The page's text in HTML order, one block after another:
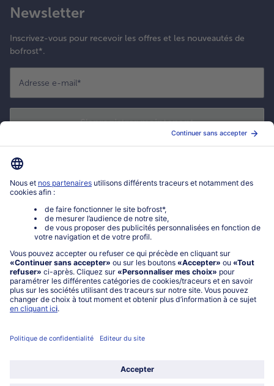
Newsletter
Inscrivez-vous pour recevoir les offres et les nouveautés de
bofrost*.
Adresse e-mail*
S'enregistrer maintenant
Mon compte bofrost*
service@bofrost.fr
0801 902 406
Lu-Ve : 9h - 20h (appel non surtaxé)